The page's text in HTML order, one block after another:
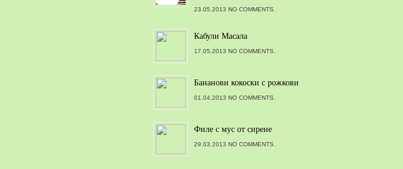
23.05.2013 NO COMMENTS.
Кабули Масала
17.05.2013 NO COMMENTS.
Бананови кокоски с рожкови
01.04.2013 NO COMMENTS.
Филе с мус от сирене
29.03.2013 NO COMMENTS.